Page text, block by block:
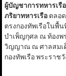
ผู้บัญชาการทหารเรือ
ภริยาทหารเรือตลอ
ตรงกองทัพเรือในพื้
บำเพ็ญกุศล ณ ท้องพ
วิญญาณ ณ ศาลสมเ
กองทัพเรือ พระราชวั